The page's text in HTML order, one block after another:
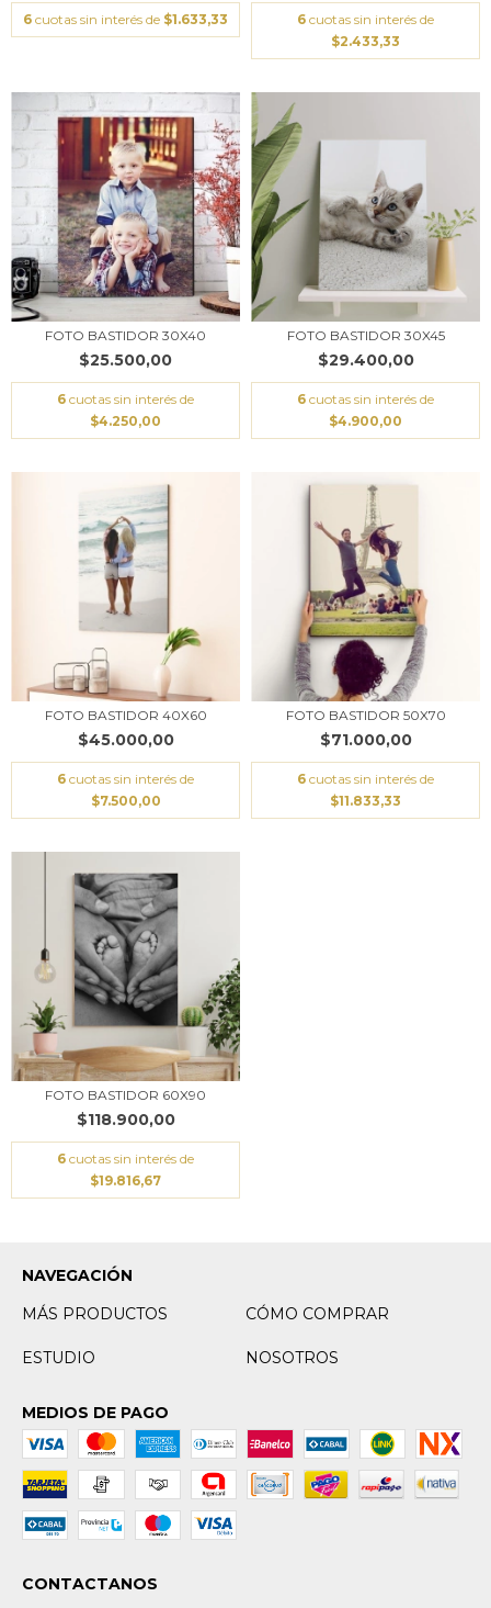
6 cuotas sin interés de $1.633,33 6 cuotas sin interés de
$2.433,33
FOTO BASTIDOR 30X40
$25.500,00
6 cuotas sin interés de
$4.250,00
FOTO BASTIDOR 30X45
$29.400,00
6 cuotas sin interés de
$4.900,00
FOTO BASTIDOR 40X60
$45.000,00
6 cuotas sin interés de
$7.500,00
FOTO BASTIDOR 50X70
$71.000,00
6 cuotas sin interés de
$11.833,33
FOTO BASTIDOR 60X90
$118.900,00
6 cuotas sin interés de
$19.816,67
NAVEGACIÓN
MÁS PRODUCTOS
CÓMO COMPRAR
ESTUDIO NOSOTROS
MEDIOS DE PAGO
CONTACTANOS